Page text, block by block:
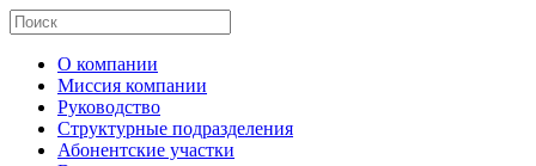
О компании
Миссия компании
Руководство
Структурные подразделения
Абонентские участки